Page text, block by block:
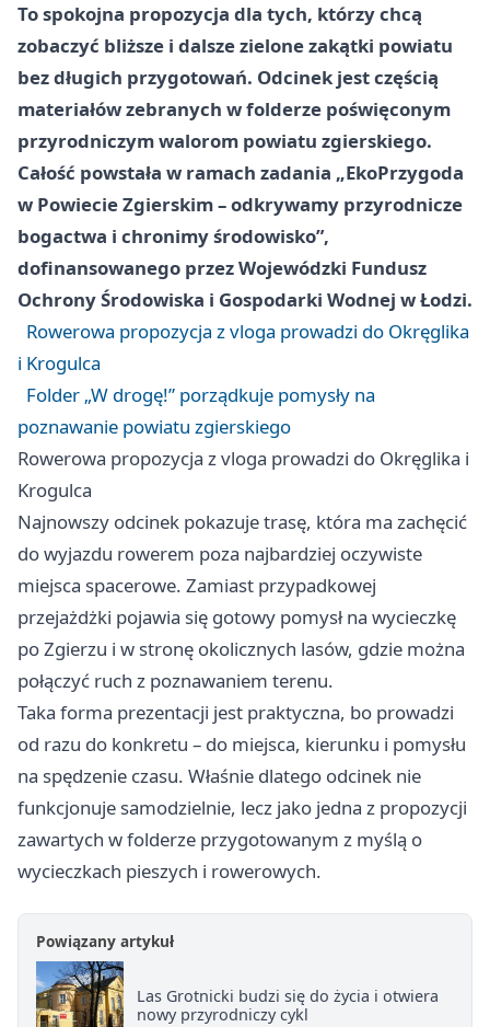
To spokojna propozycja dla tych, którzy chcą
zobaczyć bliższe i dalsze zielone zakątki powiatu
bez długich przygotowań. Odcinek jest częścią
materiałów zebranych w folderze poświęconym
przyrodniczym walorom powiatu zgierskiego.
Całość powstała w ramach zadania „EkoPrzygoda
w Powiecie Zgierskim – odkrywamy przyrodnicze
bogactwa i chronimy środowisko”,
dofinansowanego przez Wojewódzki Fundusz
Ochrony Środowiska i Gospodarki Wodnej w Łodzi.
Rowerowa propozycja z vloga prowadzi do Okręglika
i Krogulca
Folder „W drogę!” porządkuje pomysły na
poznawanie powiatu zgierskiego
Rowerowa propozycja z vloga prowadzi do Okręglika i
Krogulca
Najnowszy odcinek pokazuje trasę, która ma zachęcić
do wyjazdu rowerem poza najbardziej oczywiste
miejsca spacerowe. Zamiast przypadkowej
przejażdżki pojawia się gotowy pomysł na wycieczkę
po Zgierzu i w stronę okolicznych lasów, gdzie można
połączyć ruch z poznawaniem terenu.
Taka forma prezentacji jest praktyczna, bo prowadzi
od razu do konkretu – do miejsca, kierunku i pomysłu
na spędzenie czasu. Właśnie dlatego odcinek nie
funkcjonuje samodzielnie, lecz jako jedna z propozycji
zawartych w folderze przygotowanym z myślą o
wycieczkach pieszych i rowerowych.
Powiązany artykuł
Las Grotnicki budzi się do życia i otwiera
nowy przyrodniczy cykl